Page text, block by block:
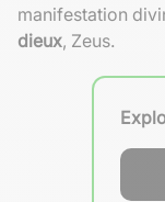
manifestation
dieux, Zeus.